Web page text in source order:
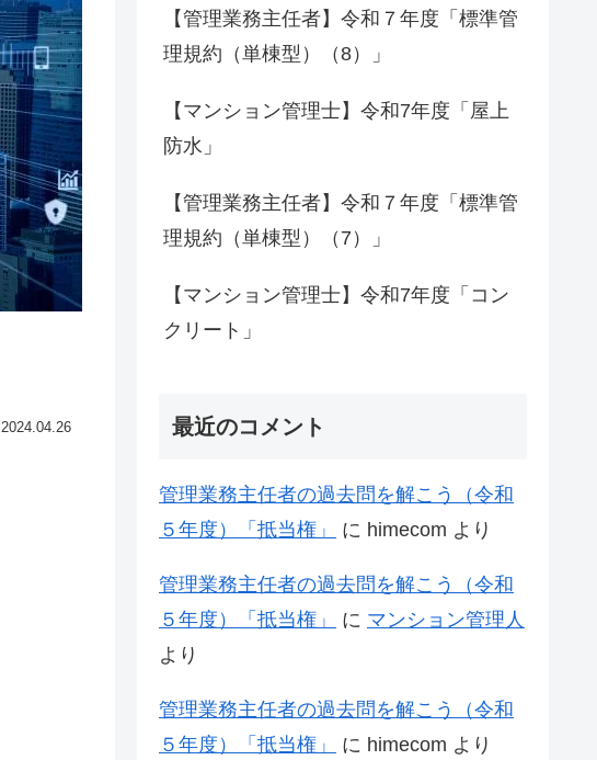
2024.04.26
【管理業務主任者】令和７年度「標準管
理規約（単棟型）（8）」
【マンション管理士】令和7年度「屋上
防水」
【管理業務主任者】令和７年度「標準管
理規約（単棟型）（7）」
【マンション管理士】令和7年度「コン
クリート」
最近のコメント
管理業務主任者の過去問を解こう（令和
５年度）「抵当権」
に himecom より
管理業務主任者の過去問を解こう（令和
５年度）「抵当権」
に マンション管理人
より
管理業務主任者の過去問を解こう（令和
５年度）「抵当権」
に himecom より